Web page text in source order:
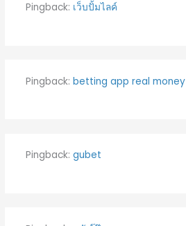
Pingback: เว็บปั้มไลค์
Pingback: betting app real money
Pingback: gubet